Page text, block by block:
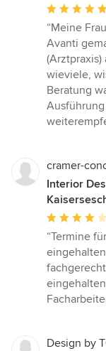
Bewertung:
5
von
5
Sternen
“Meine
Avanti
wieviele,
Beratung
cramer-
Interior
Bewertung:
4
von
5
Sternen
“Termine
Design by